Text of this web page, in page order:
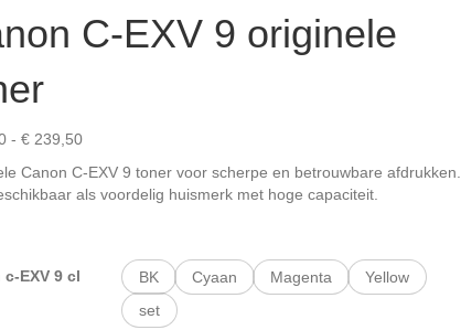
C-EXV 9 originele
- €239,50Prijsklasse:
tot
€ 239,50
Canon C-EXV 9 toner voor scherpe en betrouwbare afdrukken.
als voordelig huismerk met hoge capaciteit.
EXV 9 cl
BK Cyaan Magenta
Yellow
set